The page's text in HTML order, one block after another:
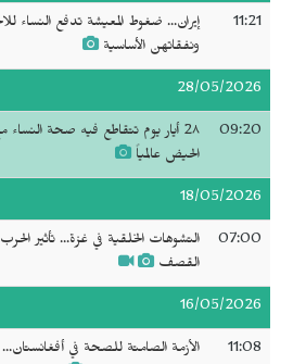
11:21
إيران... ضغوط المعيشة تدفع النساء
ونفقاتهن الأساسية
28/05/2026
09:20
2٨ أيار يوم تتقاطع فيه صحة
الحيض عالمياً
18/05/2026
07:00
التشوهات الخلقية في غزة... تأثير الحرب
القصف
16/05/2026
11:08
الأزمة الصامتة للصحة في